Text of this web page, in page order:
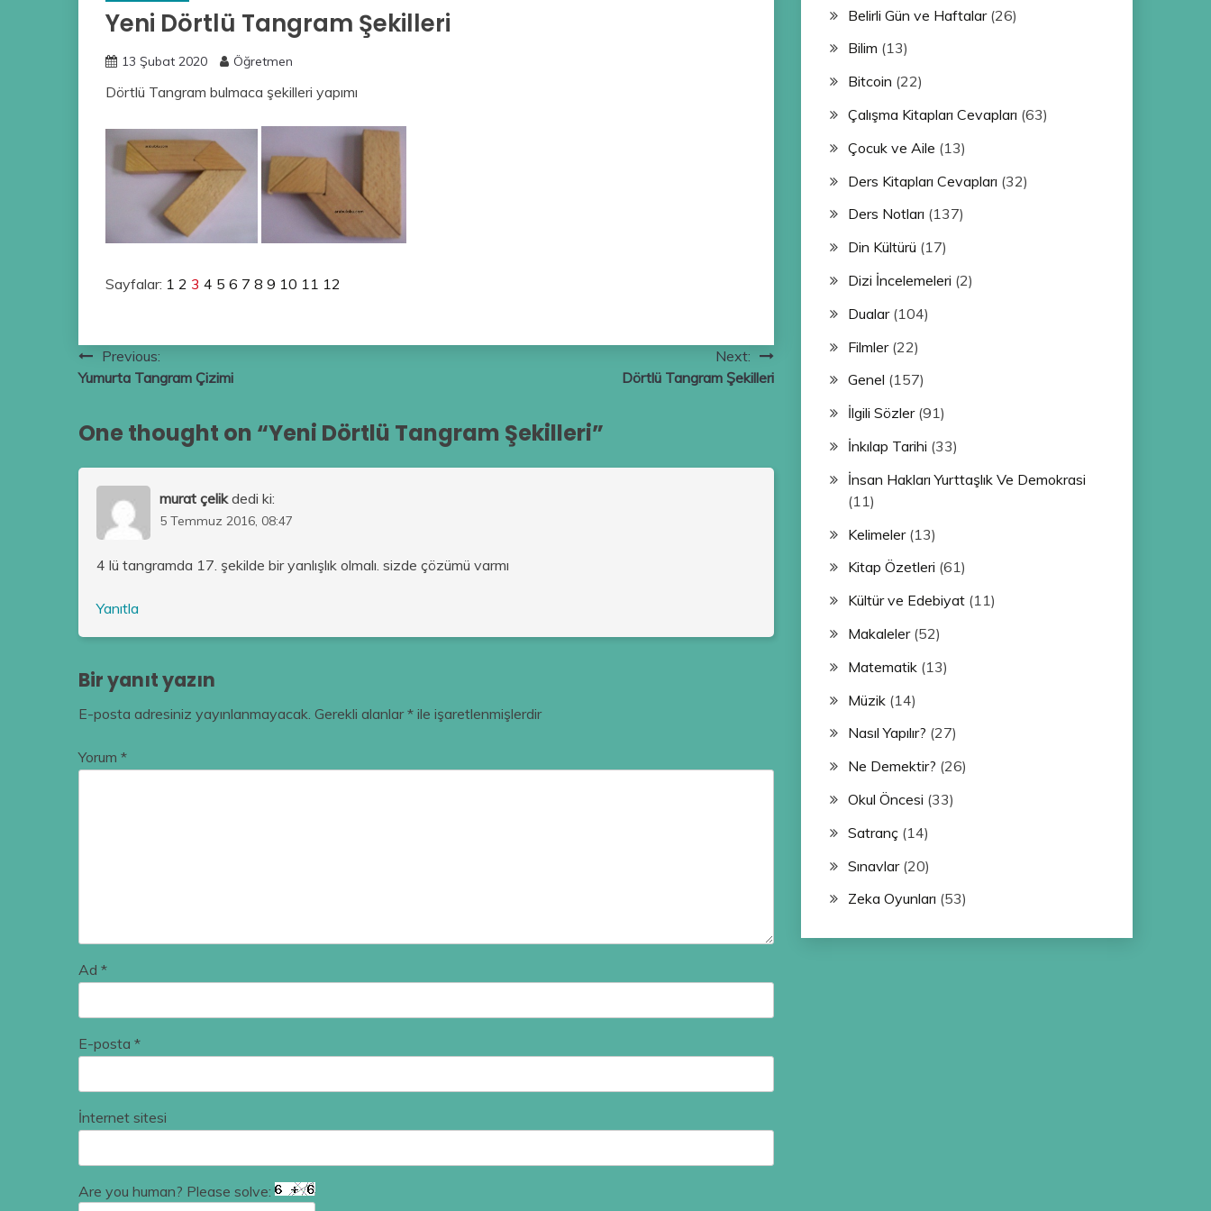
Yeni Dörtlü Tangram Şekilleri
13 Şubat 2020 Öğretmen
Dörtlü Tangram bulmaca şekilleri yapımı
Sayfalar: 1 2 3 4 5 6 7 8 9 10 11 12
Yazı
gezinmesi
Previous:
Yumurta Tangram Çizimi
Next:
Dörtlü Tangram Şekilleri
One thought on “Yeni Dörtlü Tangram Şekilleri”
murat çelik dedi ki:
5 Temmuz 2016, 08:47
4 lü tangramda 17. şekilde bir yanlışlık olmalı. sizde çözümü varmı
Yanıtla
Bir yanıt yazın
E-posta adresiniz yayınlanmayacak. Gerekli alanlar* ile işaretlenmişlerdir
Yorum *
Ad *
E-posta *
İnternet sitesi
Are you human? Please solve:
Belirli Gün ve Haftalar(26)
Bilim (13)
Bitcoin (22)
Çalışma Kitapları Cevapları (63)
Çocuk ve Aile (13)
Ders Kitapları Cevapları (32)
Ders Notları (137)
Din Kültürü (17)
Dizi İncelemeleri (2)
Dualar(104)
Filmler(22)
Genel (157)
İlgili Sözler(91)
İnkılap Tarihi (33)
İnsan Hakları Yurttaşlık Ve Demokrasi
(11)
Kelimeler(13)
Kitap Özetleri (61)
Kültür ve Edebiyat(11)
Makaleler(52)
Matematik(13)
Müzik(14)
Nasıl Yapılır? (27)
Ne Demektir? (26)
Okul Öncesi (33)
Satranç(14)
Sınavlar(20)
Zeka Oyunları (53)